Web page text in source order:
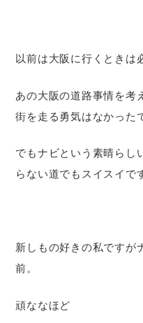
以前は大阪に行くときは
あの大阪の道路事情を考
街を走る勇気はなかった
でもナビという素晴らし
らない道でもスイスイで
新しもの好きの私ですが
前。
頑ななほど